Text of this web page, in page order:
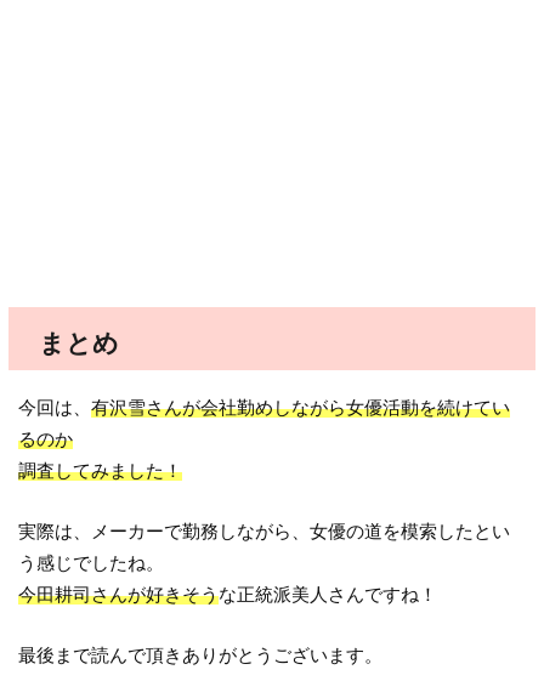
まとめ
今回は、有沢雪さんが会社勤めしながら女優活動を続けてい
るのか
調査してみました！
実際は、メーカーで勤務しながら、女優の道を模索したとい
う感じでしたね。
今田耕司さんが好きそうな正統派美人さんですね！
最後まで読んで頂きありがとうございます。